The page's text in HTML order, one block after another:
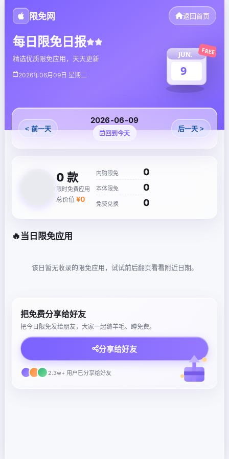
限免网 返回首页
每日限免日报
精选优质限免应用，天天更新
2026年06月09日 星期二
JUN.
9
FREE
< 前一天
2026-06-09
回到今天
后一天 >
0 款
限时免费应用
总价值 ¥0
内购限免 0
本体限免 0
免费兑换 0
🔥 当日限免应用
该日暂无收录的限免应用，试试前后翻页看看附近日期。
把免费分享给好友
把今日限免发给朋友，大家一起薅羊毛、蹲免费。
分享给好友
2.3w+ 用户已分享给好友